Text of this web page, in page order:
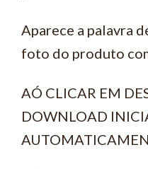
Aparece a palavra
foto do produto
AÓ CLICAR EM
DOWNLOAD